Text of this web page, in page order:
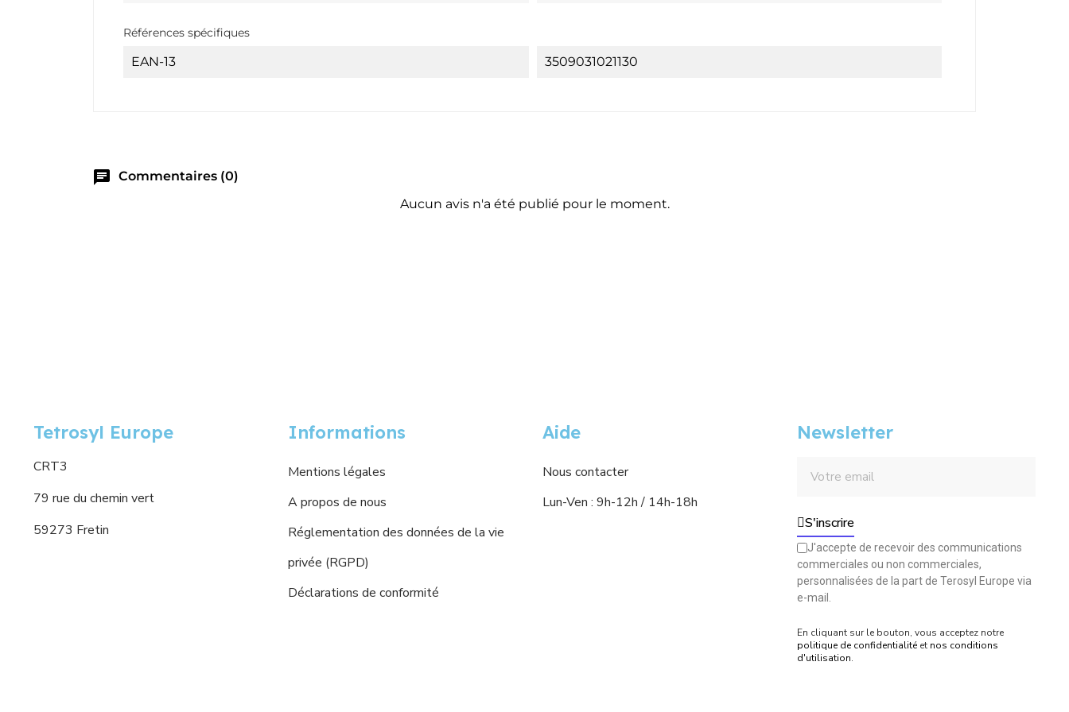
Références spécifiques
EAN-13 3509031021130
chat Commentaires (0)
Aucun avis n'a été publié pour le moment.
Tetrosyl Europe
CRT3
79 rue du chemin vert
59273 Fretin
Informations
Mentions légales
A propos de nous
Réglementation des données de la vie
privée (RGPD)
Déclarations de conformité
Aide
Nous contacter
Lun-Ven : 9h-12h / 14h-18h
Newsletter
S'inscrire
J'accepte de recevoir des communications
commerciales ou non commerciales,
personnalisées de la part de Terosyl Europe via
e-mail.
En cliquant sur le bouton, vous acceptez notre
politique de confidentialité et nos conditions
d'utilisation.